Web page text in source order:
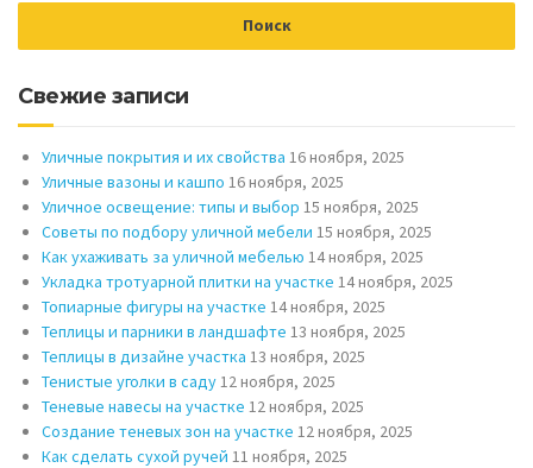
Свежие записи
Уличные покрытия и их свойства 16 ноября, 2025
Уличные вазоны и кашпо 16 ноября, 2025
Уличное освещение: типы и выбор 15 ноября, 2025
Советы по подбору уличной мебели 15 ноября, 2025
Как ухаживать за уличной мебелью 14 ноября, 2025
Укладка тротуарной плитки на участке 14 ноября, 2025
Топиарные фигуры на участке 14 ноября, 2025
Теплицы и парники в ландшафте 13 ноября, 2025
Теплицы в дизайне участка 13 ноября, 2025
Тенистые уголки в саду12 ноября, 2025
Теневые навесы на участке 12 ноября, 2025
Создание теневых зон на участке 12 ноября, 2025
Как сделать сухой ручей 11 ноября, 2025